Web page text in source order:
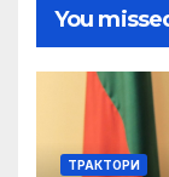
You
ТРАКТОРИ